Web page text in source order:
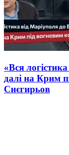
«Вся
далі на Крим
Снєгирьов